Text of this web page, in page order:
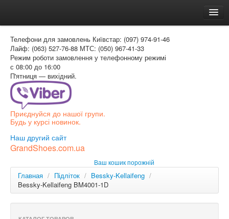
Доставка и оплата
Как заказать
Контакти
Таблиця розмірів
Вхід для покупця
РОС
Телефони для замовлень Київстар: (097) 974-91-46
Лайф: (063) 527-76-88 МТС: (050) 967-41-33
Режим роботи замовлення у телефонному режимі
с 08:00 до 16:00
П'ятниця — вихідний.
Приєднуйся до нашої групи.
Будь у курсі новинок.
Наш другий сайт
GrandShoes.com.ua
Ваш кошик порожній
Главная / Підліток / Bessky-Kellaifeng /
Bessky-Kellaifeng BM4001-1D